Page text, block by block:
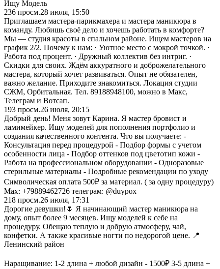
Ищу Модель
236 просм.28 июля, 15:50
Приглашаем мастера-парикмахера и мастера маникюра в
команду. Любишь своё дело и хочешь работать в комфорте?
Мы — студия красоты в спальном районе. Ищем мастеров на
график 2/2. Почему к нам: · Уютное место с мокрой точкой. ·
Работа под процент. · Дружный коллектив без интриг. ·
Скидки для своих. Ждём аккуратного и доброжелательного
мастера, который хочет развиваться. Опыт не обязателен,
важно желание. Приходите знакомиться. Локация студии
СЖМ, Орбитальная. Тел. 89188948100, можно в Макс,
Телеграм и Вотсап.
193 просм.26 июля, 20:15
Добрый день! Меня зовут Карина. Я мастер бровист и
ламимейкер. Ищу моделей для пополнения портфолио и
создания качественного контента. Что вы получаете: -
Консультация перед процедурой - Подбор формы с учетом
особенности лица - Подбор оттенков под цветотип кожи -
Работа на профессиональном оборудовании - Одноразовые
стерильные материалы - Подробные рекомендации по уходу
Символическая оплата 500₽ за материал. ( за одну процедуру)
Max: +79889462726 телеграм: @duypox
218 просм.26 июля, 17:31
Дорогие девушки!🌷 Я начинающий мастер маникюра на
дому, опыт более 9 месяцев. Ищу моделей к себе на
процедуру. Обещаю теплую и добрую атмосферу, чай,
конфетки. А также красивые ногти по недорогой цене. 📍
Ленинский район
—————————————————————
Наращивание: 1-2 длина + любой дизайн - 1500₽ 3-5 длина +